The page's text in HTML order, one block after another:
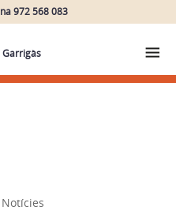
972 568 083
Garrigàs
Notícies